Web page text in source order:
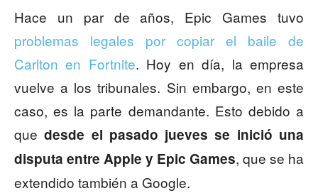
Hace un par de años, Epic Games tuvo
problemas legales por copiar el baile de
Carlton en Fortnite. Hoy en día, la empresa
vuelve a los tribunales. Sin embargo, en este
caso, es la parte demandante. Esto debido a
quedesde el pasado jueves se inició una
disputa entre Apple y Epic Games, que se ha
extendido también a Google.